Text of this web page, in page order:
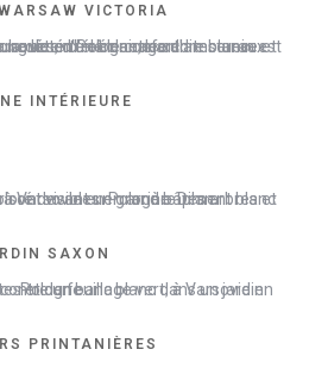
VICTORIA
INTÉRIEURE
SAXON
PRINTANIÈRES